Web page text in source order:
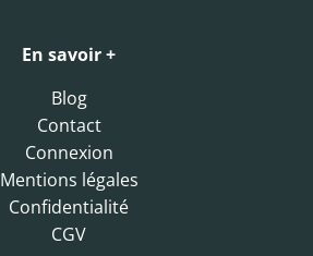
En savoir +
Blog
Contact
Connexion
Mentions légales
Confidentialité
CGV